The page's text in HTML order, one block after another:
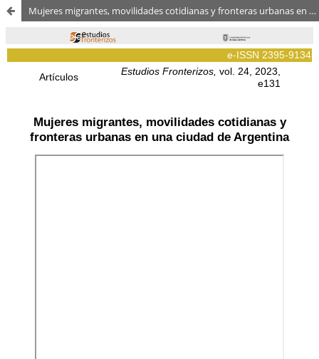
Mujeres migrantes, movilidades cotidianas y fronteras urbanas en una ciudad de Argentina